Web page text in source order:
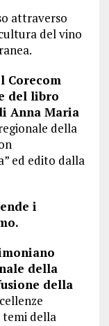
attraverso
del vino
Corecom
del libro
Anna Maria
della
ed edito dalla
i
della
della
della